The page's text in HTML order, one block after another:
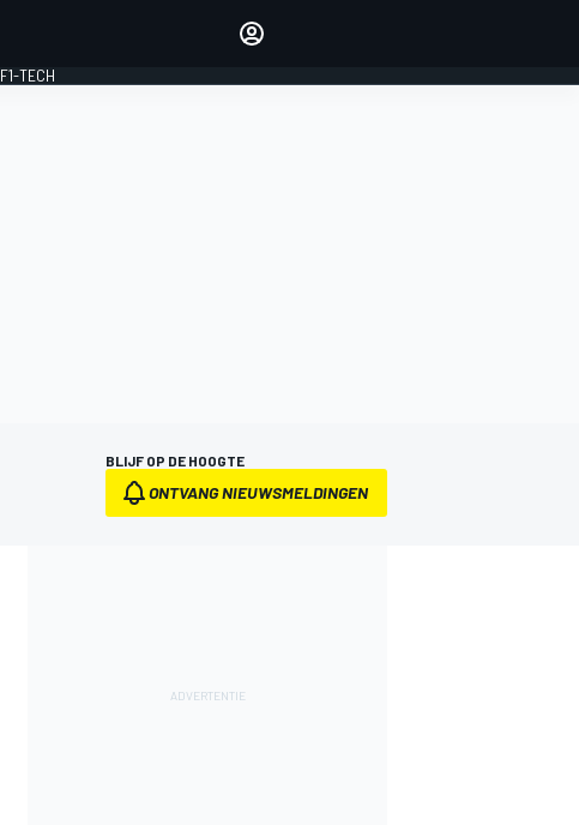
F1-TECH
BLIJF OP DE HOOGTE
ONTVANG NIEUWSMELDINGEN